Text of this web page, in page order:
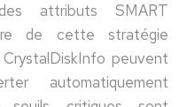
attributs SMART
de cette stratégie
peuvent
automatiquement